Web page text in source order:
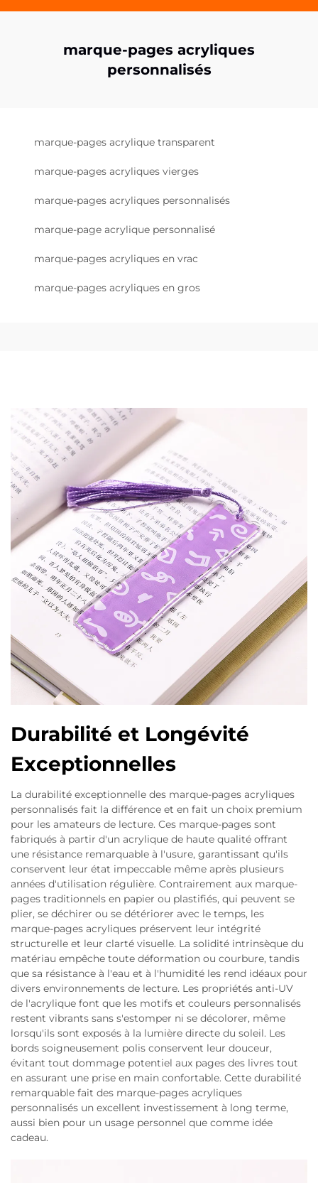
marque-pages acryliques
personnalisés
marque-pages acrylique transparent
marque-pages acryliques vierges
marque-pages acryliques personnalisés
marque-page acrylique personnalisé
marque-pages acryliques en vrac
marque-pages acryliques en gros
Durabilité et Longévité
Exceptionnelles
La durabilité exceptionnelle des marque-pages acryliques
personnalisés fait la différence et en fait un choix premium
pour les amateurs de lecture. Ces marque-pages sont
fabriqués à partir d'un acrylique de haute qualité offrant
une résistance remarquable à l'usure, garantissant qu'ils
conservent leur état impeccable même après plusieurs
années d'utilisation régulière. Contrairement aux marque-
pages traditionnels en papier ou plastifiés, qui peuvent se
plier, se déchirer ou se détériorer avec le temps, les
marque-pages acryliques préservent leur intégrité
structurelle et leur clarté visuelle. La solidité intrinsèque du
matériau empêche toute déformation ou courbure, tandis
que sa résistance à l'eau et à l'humidité les rend idéaux pour
divers environnements de lecture. Les propriétés anti-UV
de l'acrylique font que les motifs et couleurs personnalisés
restent vibrants sans s'estomper ni se décolorer, même
lorsqu'ils sont exposés à la lumière directe du soleil. Les
bords soigneusement polis conservent leur douceur,
évitant tout dommage potentiel aux pages des livres tout
en assurant une prise en main confortable. Cette durabilité
remarquable fait des marque-pages acryliques
personnalisés un excellent investissement à long terme,
aussi bien pour un usage personnel que comme idée
cadeau.